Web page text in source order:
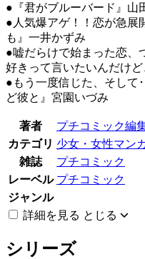
●『君がブルーバード』
●人気爆アゲ！！恋が急展
も』一井かずみ
●嘘だらけで始まった恋、
好きって言いたいんだけ
●もう一度信じた、そして
ど彼と』宮園いづみ
著者
プチコミック編
カテゴリ 少女・女性マン
雑誌
プチコミック
レーベル プチコミック
ジャンル
詳細を見る とじる
シリーズ